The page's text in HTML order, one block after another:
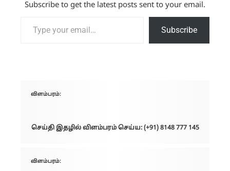
Subscribe to get the latest posts sent to your email.
Subscribe
விளம்பரம்:
செய்தி இதழில் விளம்பரம் செய்ய: (+91) 8148 777 145
விளம்பரம்: